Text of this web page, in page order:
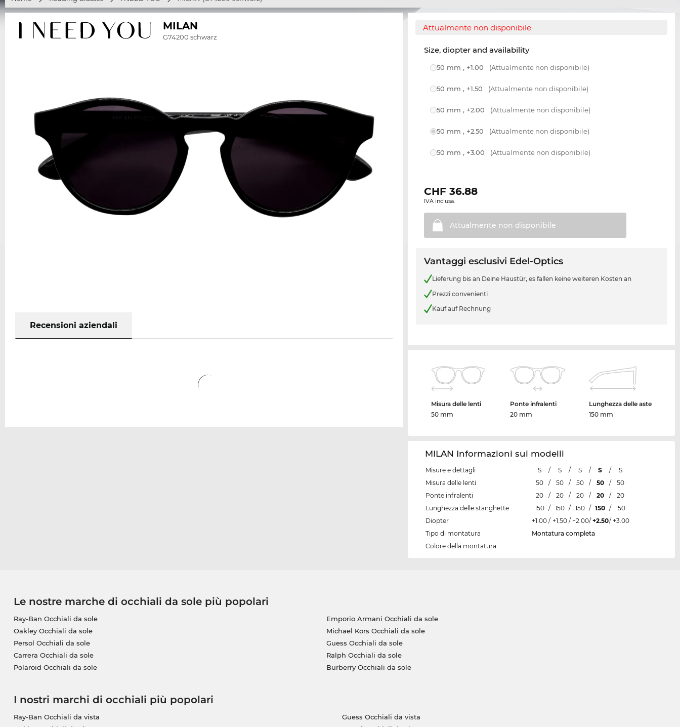
MILAN
G74200 schwarz
Recensioni aziendali
Attualmente non disponibile
Size, diopter and availability
50 mm , +1.00 (Attualmente non disponibile)
50 mm , +1.50 (Attualmente non disponibile)
50 mm , +2.00 (Attualmente non disponibile)
50 mm , +2.50 (Attualmente non disponibile)
50 mm , +3.00 (Attualmente non disponibile)
CHF36.88
IVA inclusa.
Attualmente non disponibile
Vantaggi esclusivi Edel-Optics
Lieferung bis an Deine Haustür, es fallen keine weiteren Kosten an
Prezzi convenienti
Kauf auf Rechnung
Misura delle lenti
50 mm
Ponte infralenti
20 mm
Lunghezza delle aste
150 mm
MILAN Informazioni sui modelli
Misure e dettagli S / S / S / S /
S
Misura delle lenti
50 / 50 / 50 / 50 /
50
Ponte infralenti
20 / 20 / 20 / 20 /
20
Lunghezza delle stanghette
150 / 150 / 150 / 150 / 150
Diopter
+1.00 / +1.50 / +2.00/ +2.50/ +3.00
Tipo di montatura
Montatura completa
Colore della montatura
Le nostre marche di occhiali da sole più popolari
Ray-Ban Occhiali da sole
Oakley Occhiali da sole
Persol Occhiali da sole
Carrera Occhiali da sole
Polaroid Occhiali da sole
Emporio Armani Occhiali da sole
Michael Kors Occhiali da sole
Guess Occhiali da sole
Ralph Occhiali da sole
Burberry Occhiali da sole
I nostri marchi di occhiali più popolari
Ray-Ban Occhiali da vista
Guess Occhiali da vista